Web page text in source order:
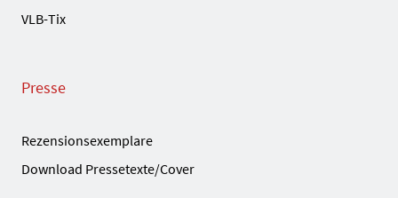
VLB-Tix
Presse
Rezensionsexemplare
Download Pressetexte/Cover